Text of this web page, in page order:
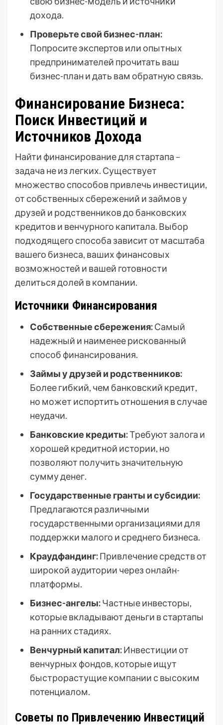
дохода.
Проверьте свой бизнес-план:
Попросите экспертов или опытных
предпринимателей прочитать ваш
бизнес-план и дать вам обратную связь.
Финансирование Бизнеса:
Поиск Инвестиций и
Источников Дохода
Найти финансирование для стартапа –
задача не из легких. Существует
множество способов привлечь инвестиции,
от собственных сбережений и займов у
друзей и родственников до банковских
кредитов и венчурного капитала. Выбор
подходящего способа зависит от масштаба
вашего бизнеса, ваших финансовых
возможностей и вашей готовности
делиться долей в компании.
Источники Финансирования
Собственные сбережения:Самый
надежный и наименее рискованный
способ финансирования.
Займы у друзей и родственников:
Более гибкий, чем банковский кредит,
но может испортить отношения в случае
неудачи.
Банковские кредиты:Требуют залога и
хорошей кредитной истории, но
позволяют получить значительную
сумму денег.
Государственные гранты и субсидии:
Предлагаются различными
государственными организациями для
поддержки малого и среднего бизнеса.
Краудфандинг:Привлечение средств от
широкой аудитории через онлайн-
платформы.
Бизнес-ангелы:Частные инвесторы,
которые вкладывают деньги в стартапы
на ранних стадиях.
Венчурный капитал:Инвестиции от
венчурных фондов, которые ищут
быстрорастущие компании с высоким
потенциалом.
Советы по Привлечению Инвестиций